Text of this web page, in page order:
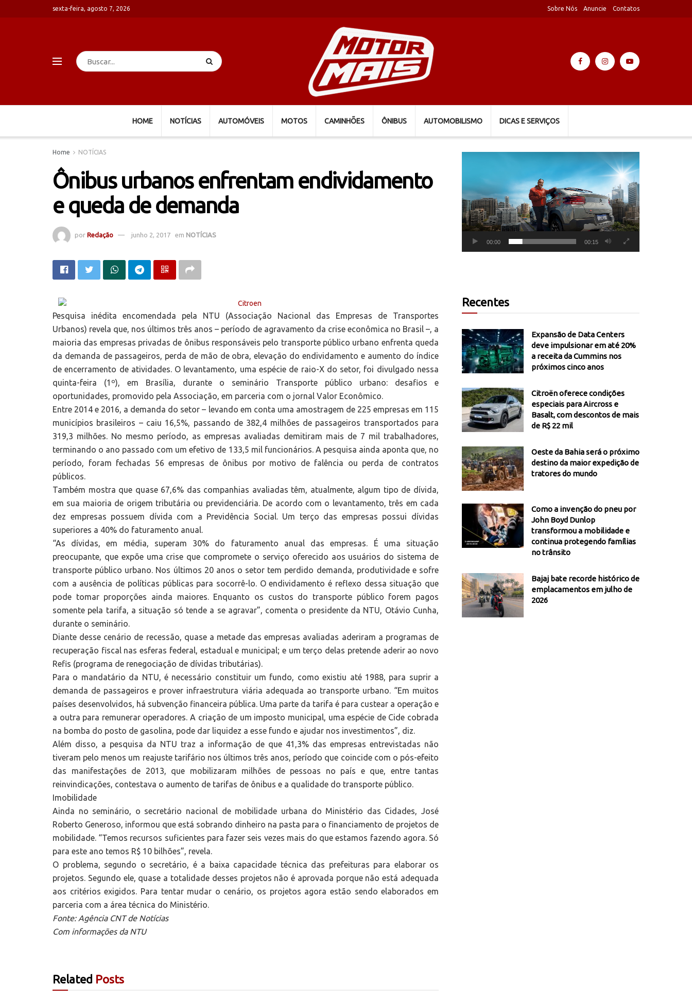
sexta-feira, agosto 7, 2026 Sobre Nós Anuncie Contatos
HOME NOTÍCIAS AUTOMÓVEIS MOTOS CAMINHÕES ÔNIBUS AUTOMOBILISMO DICAS E SERVIÇOS
Home NOTÍCIAS
Ônibus urbanos enfrentam endividamento
e queda de demanda
por Redação junho 2, 2017 em NOTÍCIAS
Pesquisa inédita encomendada pela NTU (Associação Nacional das Empresas de Transportes
Urbanos) revela que, nos últimos três anos – período de agravamento da crise econômica no Brasil –, a
maioria das empresas privadas de ônibus responsáveis pelo transporte público urbano enfrenta queda
da demanda de passageiros, perda de mão de obra, elevação do endividamento e aumento do índice
de encerramento de atividades. O levantamento, uma espécie de raio-X do setor, foi divulgado nessa
quinta-feira (1º), em Brasília, durante o seminário Transporte público urbano: desafios e
oportunidades, promovido pela Associação, em parceria com o jornal Valor Econômico.
Entre 2014 e 2016, a demanda do setor – levando em conta uma amostragem de 225 empresas em 115
municípios brasileiros – caiu 16,5%, passando de 382,4 milhões de passageiros transportados para
319,3 milhões. No mesmo período, as empresas avaliadas demitiram mais de 7 mil trabalhadores,
terminando o ano passado com um efetivo de 133,5 mil funcionários. A pesquisa ainda aponta que, no
período, foram fechadas 56 empresas de ônibus por motivo de falência ou perda de contratos
públicos.
Também mostra que quase 67,6% das companhias avaliadas têm, atualmente, algum tipo de dívida,
em sua maioria de origem tributária ou previdenciária. De acordo com o levantamento, três em cada
dez empresas possuem dívida com a Previdência Social. Um terço das empresas possui dívidas
superiores a 40% do faturamento anual.
“As dívidas, em média, superam 30% do faturamento anual das empresas. É uma situação
preocupante, que expõe uma crise que compromete o serviço oferecido aos usuários do sistema de
transporte público urbano. Nos últimos 20 anos o setor tem perdido demanda, produtividade e sofre
com a ausência de políticas públicas para socorrê-lo. O endividamento é reflexo dessa situação que
pode tomar proporções ainda maiores. Enquanto os custos do transporte público forem pagos
somente pela tarifa, a situação só tende a se agravar”, comenta o presidente da NTU, Otávio Cunha,
durante o seminário.
Diante desse cenário de recessão, quase a metade das empresas avaliadas aderiram a programas de
recuperação fiscal nas esferas federal, estadual e municipal; e um terço delas pretende aderir ao novo
Refis (programa de renegociação de dívidas tributárias).
Para o mandatário da NTU, é necessário constituir um fundo, como existiu até 1988, para suprir a
demanda de passageiros e prover infraestrutura viária adequada ao transporte urbano. “Em muitos
países desenvolvidos, há subvenção financeira pública. Uma parte da tarifa é para custear a operação e
a outra para remunerar operadores. A criação de um imposto municipal, uma espécie de Cide cobrada
na bomba do posto de gasolina, pode dar liquidez a esse fundo e ajudar nos investimentos”, diz.
Além disso, a pesquisa da NTU traz a informação de que 41,3% das empresas entrevistadas não
tiveram pelo menos um reajuste tarifário nos últimos três anos, período que coincide com o pós-efeito
das manifestações de 2013, que mobilizaram milhões de pessoas no país e que, entre tantas
reinvindicações, contestava o aumento de tarifas de ônibus e a qualidade do transporte público.
Imobilidade
Ainda no seminário, o secretário nacional de mobilidade urbana do Ministério das Cidades, José
Roberto Generoso, informou que está sobrando dinheiro na pasta para o financiamento de projetos de
mobilidade. “Temos recursos suficientes para fazer seis vezes mais do que estamos fazendo agora. Só
para este ano temos R$ 10 bilhões”, revela.
O problema, segundo o secretário, é a baixa capacidade técnica das prefeituras para elaborar os
projetos. Segundo ele, quase a totalidade desses projetos não é aprovada porque não está adequada
aos critérios exigidos. Para tentar mudar o cenário, os projetos agora estão sendo elaborados em
parceria com a área técnica do Ministério.
Fonte: Agência CNT de Notícias
Com informações da NTU
Related Posts
00:00 00:15
Recentes
Expansão de Data Centers
deve impulsionar em até 20%
a receita da Cummins nos
próximos cinco anos
Citroën oferece condições
especiais para Aircross e
Basalt, com descontos de mais
de R$ 22 mil
Oeste da Bahia será o próximo
destino da maior expedição de
tratores do mundo
Como a invenção do pneu por
John Boyd Dunlop
transformou a mobilidade e
continua protegendo famílias
no trânsito
Bajaj bate recorde histórico de
emplacamentos em julho de
2026